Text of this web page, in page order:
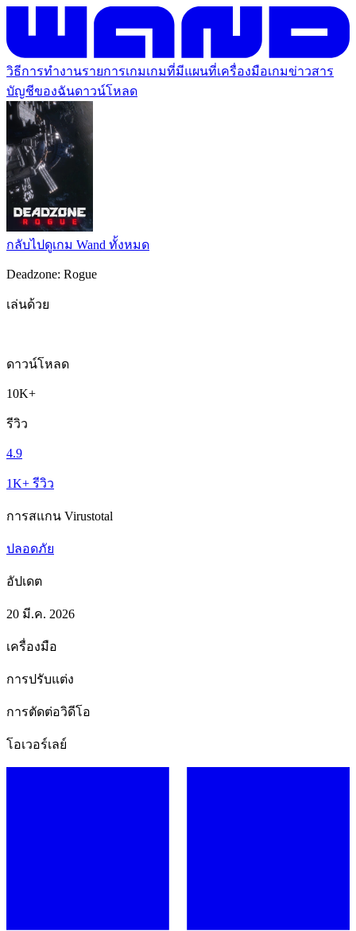
วิธีการทำงานรายการเกมเกมที่มีแผนที่เครื่องมือเกมข่าวสาร
บัญชีของฉันดาวน์โหลด
กลับไปดูเกม Wand ทั้งหมด
Deadzone: Rogue
เล่นด้วย
ดาวน์โหลด
10K+
รีวิว
4.9
1K+ รีวิว
การสแกน Virustotal
ปลอดภัย
อัปเดต
20 มี.ค. 2026
เครื่องมือ
การปรับแต่ง
การตัดต่อวิดีโอ
โอเวอร์เลย์